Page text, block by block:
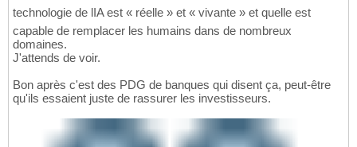
technologie de lIA est « réelle » et « vivante » et quelle est
capable de remplacer les humains dans de nombreux
domaines.
J'attends de voir.
Bon après c'est des PDG de banques qui disent ça, peut-être
qu'ils essaient juste de rassurer les investisseurs.